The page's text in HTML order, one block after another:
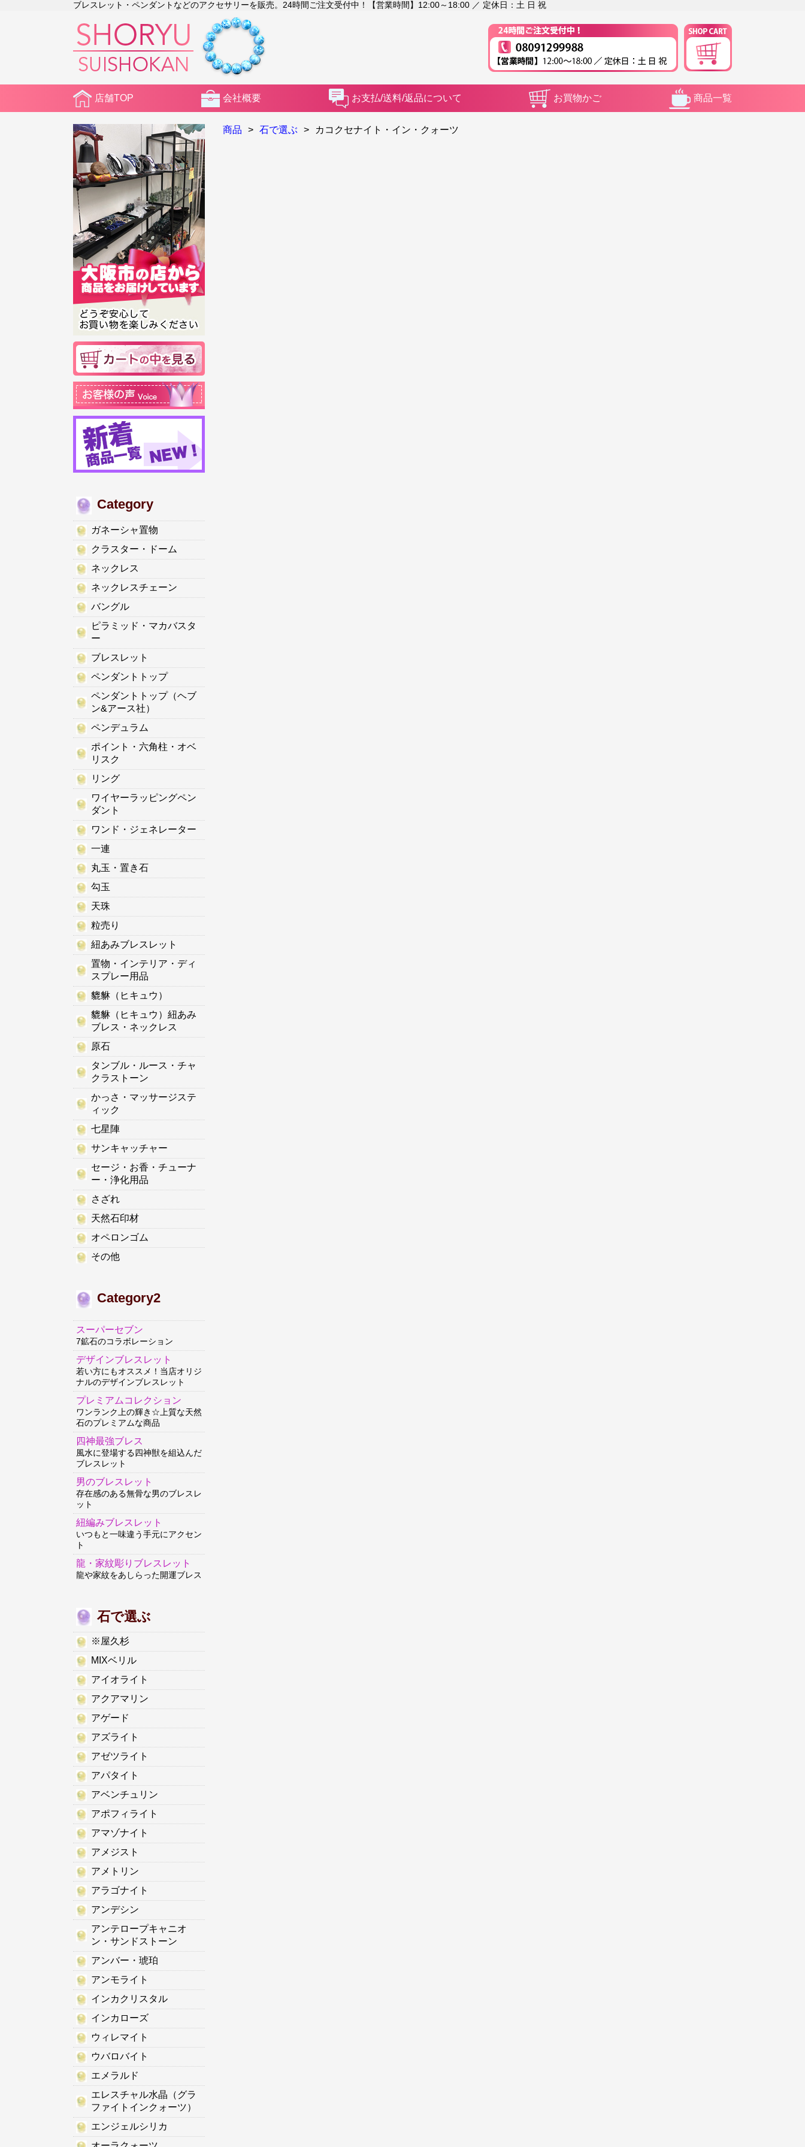
ブレスレット・ペンダントなどのアクセサリーを販売。24時間ご注文受付中！【営業時間】12:00～18:00 ／ 定休日：土 日 祝
店舗TOP 会社概要 お支払/送料/返品について お買物かご 商品一覧
Category
ガネーシャ置物
クラスター・ドーム
ネックレス
ネックレスチェーン
バングル
ピラミッド・マカバスタ
ー
ブレスレット
ペンダントトップ
ペンダントトップ（ヘブ
ン&アース社）
ペンデュラム
ポイント・六角柱・オベ
リスク
リング
ワイヤーラッピングペン
ダント
ワンド・ジェネレーター
一連
丸玉・置き石
勾玉
天珠
粒売り
紐あみブレスレット
置物・インテリア・ディ
スプレー用品
貔貅（ヒキュウ）
貔貅（ヒキュウ）紐あみ
ブレス・ネックレス
原石
タンブル・ルース・チャ
クラストーン
かっさ・マッサージステ
ィック
七星陣
サンキャッチャー
セージ・お香・チューナ
ー・浄化用品
さざれ
天然石印材
オペロンゴム
その他
Category2
スーパーセブン
7鉱石のコラボレーション
デザインブレスレット
若い方にもオススメ！当店オリジ
ナルのデザインブレスレット
プレミアムコレクション
ワンランク上の輝き☆上質な天然
石のプレミアムな商品
四神最強ブレス
風水に登場する四神獣を組込んだ
ブレスレット
男のブレスレット
存在感のある無骨な男のブレスレ
ット
紐編みブレスレット
いつもと一味違う手元にアクセン
ト
龍・家紋彫りブレスレット
龍や家紋をあしらった開運ブレス
石で選ぶ
※屋久杉
MIXベリル
アイオライト
アクアマリン
アゲード
アズライト
アゼツライト
アパタイト
アベンチュリン
アポフィライト
アマゾナイト
アメジスト
アメトリン
アラゴナイト
アンデシン
アンテロープキャニオ
ン・サンドストーン
アンバー・琥珀
アンモライト
インカクリスタル
インカローズ
ウィレマイト
ウバロバイト
エメラルド
エレスチャル水晶（グラ
ファイトインクォーツ）
エンジェルシリカ
商品 > 石で選ぶ > カコクセナイト・イン・クォーツ